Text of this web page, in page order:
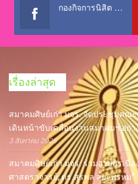
กองกิจการนิสิต สำนักงานอธิการบดี
เรื่องล่าสุด
สมาคมศิษย์เก่า มจร. จัดประชุมคณ
เดินหน้าขับเคลื่อนงานสมาคมฯ อย่า
3 สิงหาคม 2026
สมาคมศิษย์เก่า มจร. ร่วมอวยพรเนื่
ศาสตราจารย์, ดร.สุรพล สุยะพรหม”